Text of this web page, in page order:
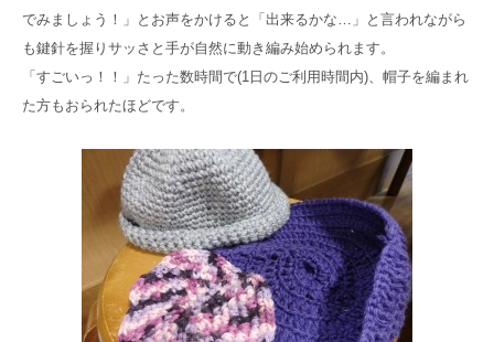
食へのこだわり
SNS運用ポリシー
自宅で使える動画集
京都大原 記念病院
八瀬大原Ⅰ番館
リクルート
でみましょう！」とお声をかけると「出来るかな…」と言われながら
も鍵針を握りサッさと手が自然に動き編み始められます。
「すごいっ！！」たった数時間で(1日のご利用時間内)、帽子を編まれ
た方もおられたほどです。